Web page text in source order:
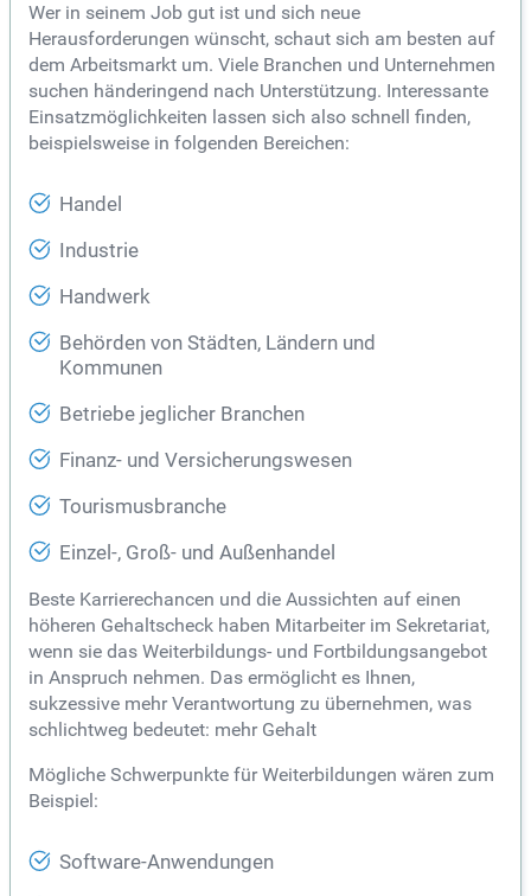
Wer in seinem Job gut ist und sich neue
Herausforderungen wünscht, schaut sich am besten auf
dem Arbeitsmarkt um. Viele Branchen und Unternehmen
suchen händeringend nach Unterstützung. Interessante
Einsatzmöglichkeiten lassen sich also schnell finden,
beispielsweise in folgenden Bereichen:
Handel
Industrie
Handwerk
Behörden von Städten, Ländern und
Kommunen
Betriebe jeglicher Branchen
Finanz- und Versicherungswesen
Tourismusbranche
Einzel-, Groß- und Außenhandel
Beste Karrierechancen und die Aussichten auf einen
höheren Gehaltscheck haben Mitarbeiter im Sekretariat,
wenn sie das Weiterbildungs- und Fortbildungsangebot
in Anspruch nehmen. Das ermöglicht es Ihnen,
sukzessive mehr Verantwortung zu übernehmen, was
schlichtweg bedeutet: mehr Gehalt
Mögliche Schwerpunkte für Weiterbildungen wären zum
Beispiel:
Software-Anwendungen